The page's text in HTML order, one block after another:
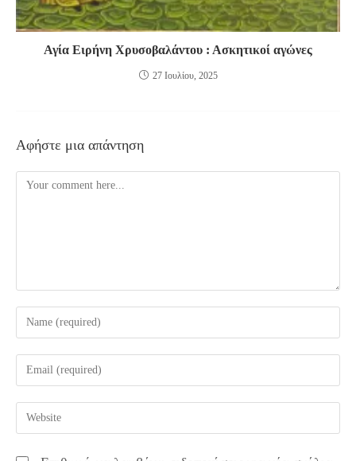
Αγία Ειρήνη Χρυσοβαλάντου : Ασκητικοί αγώνες
27 Ιουλίου, 2025
Αφήστε μια απάντηση
Comment
Enter
your
name
comment
Enter
your
email
address
Enter
your